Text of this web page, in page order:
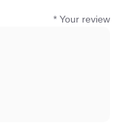
Your review
*